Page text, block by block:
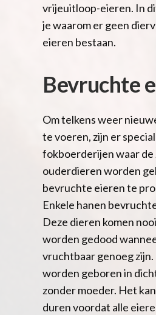
vrijeuitloop-eieren. In
je waarom er geen
eieren bestaan.
Bevruchte
Om telkens weer
te voeren, zijn er
fokboerderijen waar
ouderdieren worden
bevruchte eieren te
Enkele hanen
Deze dieren komen
worden gedood
vruchtbaar genoeg
worden geboren in
zonder moeder. Het
duren voordat alle